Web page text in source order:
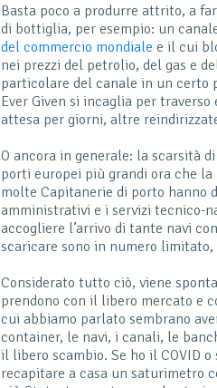
Basta poco a produrre attrito, a
di bottiglia, per esempio: un
del commercio mondiale e il cui
nei prezzi del petrolio, del gas e
particolare del canale in un certo
Ever Given si incaglia per
attesa per giorni, altre
O ancora in generale: la scarsità
porti europei più grandi ora che la
molte Capitanerie di porto
amministrativi e i servizi tecnico-
accogliere l’arrivo di tante navi
scaricare sono in numero
Considerato tutto ciò, viene
prendono con il libero mercato e
cui abbiamo parlato sembrano
container, le navi, i canali, le
il libero scambio. Se ho il COVID
recapitare a casa un saturimetro